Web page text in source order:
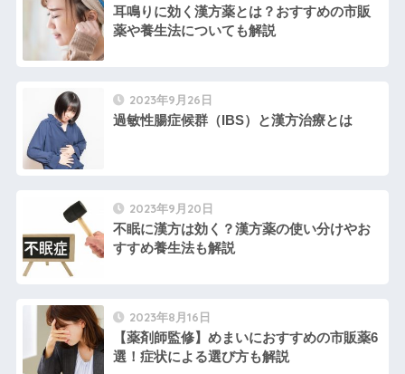
耳鳴りに効く漢方薬とは？おすすめの市販
薬や養生法についても解説
2023年9月26日
過敏性腸症候群（IBS）と漢方治療とは
2023年9月20日
不眠に漢方は効く？漢方薬の使い分けやお
すすめ養生法も解説
2023年8月16日
【薬剤師監修】めまいにおすすめの市販薬6
選！症状による選び方も解説